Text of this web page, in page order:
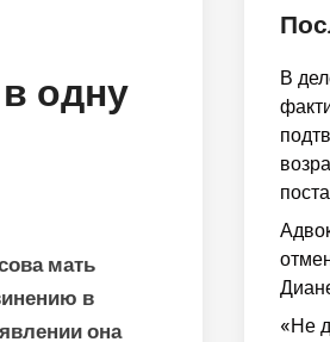
одну
мать
в
она
В
«Не